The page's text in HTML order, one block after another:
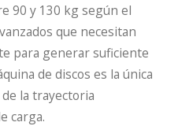
90 y 130 kg según el
que necesitan
para generar suficiente
de discos es la única
la trayectoria
carga.